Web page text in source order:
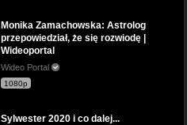
Monika Zamachowska: Astrolog
przepowiedział, że się rozwiodę |
Wideoportal
Wideo Portal
1080p
Sylwester 2020 i co dalej...